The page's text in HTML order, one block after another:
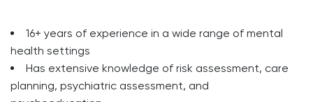
16+ years of experience in a wide range of mental
health settings
Has extensive knowledge of risk assessment, care
planning, psychiatric assessment, and